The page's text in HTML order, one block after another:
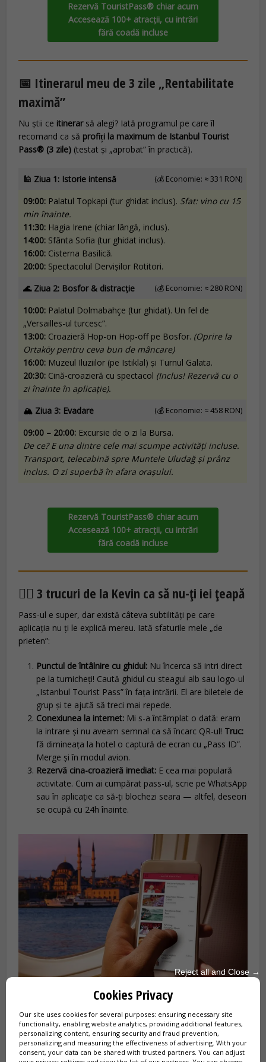
Rezervă TouristPass® chiar acum
Accesează 100+ atracții, cu intrări
fără coadă incluse
📅 Itinerarul meu de 3 zile „Rentabilitate
maximă”
Nu știi ce itinerarsă alegi? Iată programul pe care îl
recomand ca să profiți la maximum de Istanbul Tourist
Pass® (3 zile) (testat și „aprobat” în practică).
🕌 Ziua 1: Istorie intensă (💰 Economie: ≈ 331 RON)
09:00: Palatul Topkapi (tur ghidat inclus). Sfat: vino cu 15
min înainte.
11:30: Hagia Irene (chiar lângă, inclus).
14:00: Sfânta Sofia (tur ghidat inclus).
16:00: Cisterna Basilică.
20:00: Spectacolul Dervișilor Rotitori.
🌊 Ziua 2: Bosfor & distracție
(💰 Economie: ≈ 280 RON)
10:00: Palatul Dolmabahçe (tur ghidat). Un fel de
„Versailles-ul turcesc”.
13:00: Croazieră Hop-on Hop-off pe Bosfor. (Oprire la
Ortaköy pentru ceva bun de mâncare)
16:00: Muzeul Iluziilor (pe Istiklal) și Turnul Galata.
20:30: Cină-croazieră cu spectacol (Inclus! Rezervă cu o
zi înainte în aplicație).
🏔️ Ziua 3: Evadare
(💰 Economie: ≈ 458 RON)
09:00 – 20:00: Excursie de o zi la Bursa.
De ce? E una dintre cele mai scumpe activități incluse.
Transport, telecabină spre Muntele Uludağ și prânz
inclus. O zi superbă în afara orașului.
Rezervă TouristPass® chiar acum
Accesează 100+ atracții, cu intrări
fără coadă incluse
🕵️‍♂️ 3 trucuri de la Kevin ca să nu-ți iei țeapă
Pass-ul e super, dar există câteva subtilități pe care
aplicația nu ți le explică mereu. Iată sfaturile mele „de
prieten”:
Punctul de întâlnire cu ghidul: Nu încerca să intri direct
pe la turnicheți! Caută ghidul cu steagul alb sau logo-ul
„Istanbul Tourist Pass” în fața intrării. El are biletele de
grup și te ajută să treci mai repede.
Conexiunea la internet: Mi s-a întâmplat o dată: eram
la intrare și nu aveam semnal ca să încarc QR-ul! Truc:
fă dimineața la hotel o captură de ecran cu „Pass ID”.
Merge și în modul avion.
Rezervă cina-croazieră imediat: E cea mai populară
activitate. Cum ai cumpărat pass-ul, scrie pe WhatsApp
sau în aplicație ca să-ți blochezi seara — altfel, deseori
se ocupă cu 24h înainte.
Totul se gestionează de pe telefonul dvs.: aplicația
Istanbul Tourist Pass® înlocuiește biletele pe hârtie și
vă permite să rezervați activitățile cu un singur clic.
Reject all and Close →
Cookies Privacy
Our site uses cookies for several purposes: ensuring necessary site
functionality, enabling website analytics, providing additional features,
personalizing content, ensuring security and fraud prevention,
personalizing and measuring the effectiveness of advertising. With your
consent, your data can be shared with trusted partners. You can adjust